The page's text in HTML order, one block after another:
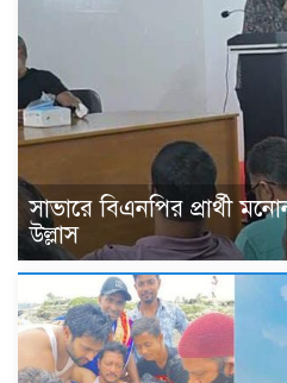
সাভারে বিএনপির প্রার্থী
উল্লাস